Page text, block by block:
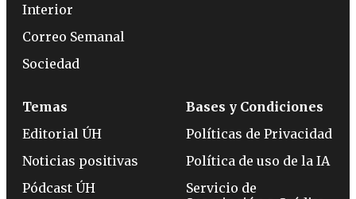
Interior
Correo Semanal
Sociedad
Temas
Editorial ÚH
Noticias positivas
Pódcast ÚH
Bases y Condiciones
Políticas de Privacidad
Política de uso de la IA
Servicio de